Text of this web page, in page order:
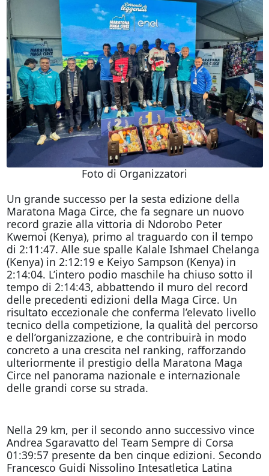
Foto di Organizzatori
Un grande successo per la sesta edizione della
Maratona Maga Circe, che fa segnare un nuovo
record grazie alla vittoria di Ndorobo Peter
Kwemoi (Kenya), primo al traguardo con il tempo
di 2:11:47. Alle sue spalle Kalale Ishmael Chelanga
(Kenya) in 2:12:19 e Keiyo Sampson (Kenya) in
2:14:04. L’intero podio maschile ha chiuso sotto il
tempo di 2:14:43, abbattendo il muro del record
delle precedenti edizioni della Maga Circe. Un
risultato eccezionale che conferma l’elevato livello
tecnico della competizione, la qualità del percorso
e dell’organizzazione, e che contribuirà in modo
concreto a una crescita nel ranking, rafforzando
ulteriormente il prestigio della Maratona Maga
Circe nel panorama nazionale e internazionale
delle grandi corse su strada.
Nella 29 km, per il secondo anno successivo vince
Andrea Sgaravatto del Team Sempre di Corsa
01:39:57 presente da ben cinque edizioni. Secondo
Francesco Guidi Nissolino Intesatletica Latina